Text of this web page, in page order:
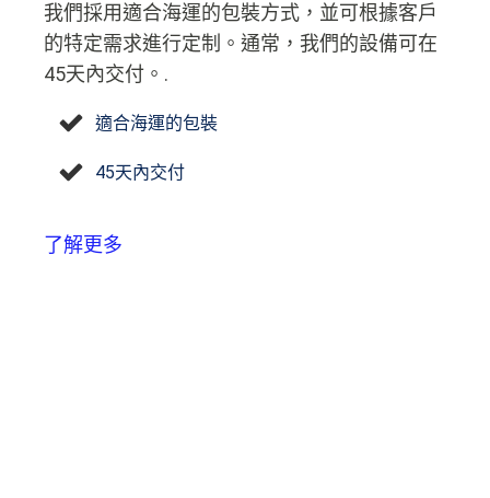
我們採用適合海運的包裝方式，並可根據客戶
的特定需求進行定制。通常，我們的設備可在
45天內交付。.
適合海運的包裝
45天內交付
了解更多